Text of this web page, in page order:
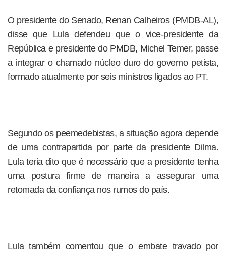
O presidente do Senado, Renan Calheiros (PMDB-AL),
disse que Lula defendeu que o vice-presidente da
República e presidente do PMDB, Michel Temer, passe
a integrar o chamado núcleo duro do governo petista,
formado atualmente por seis ministros ligados ao PT.
Segundo os peemedebistas, a situação agora depende
de uma contrapartida por parte da presidente Dilma.
Lula teria dito que é necessário que a presidente tenha
uma postura firme de maneira a assegurar uma
retomada da confiança nos rumos do país.
Lula também comentou que o embate travado por